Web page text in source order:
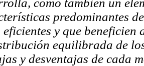
predominantes
eficientes y que beneficien
equilibrada de
y desventajas de cada